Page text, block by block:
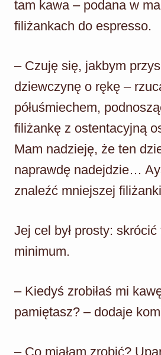
tam kawa – podana w
filiżankach do espresso.
– Czuję się, jakbym
dziewczynę o rękę –
półuśmiechem,
filiżankę z ostentacyjną
Mam nadzieję, że ten
naprawdę nadejdzie…
znaleźć mniejszej
Jej cel był prosty:
minimum.
– Kiedyś zrobiłaś mi
pamiętasz? – dodaje
– Co miałam zrobić?